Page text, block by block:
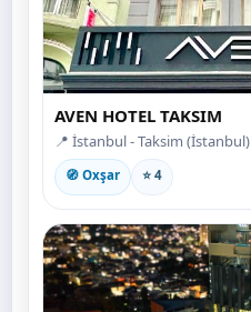
AVEN HOTEL TAKSIM
📍 İstanbul - Taksim (İstanbul)
🧭 Oxşar ⭐ 4